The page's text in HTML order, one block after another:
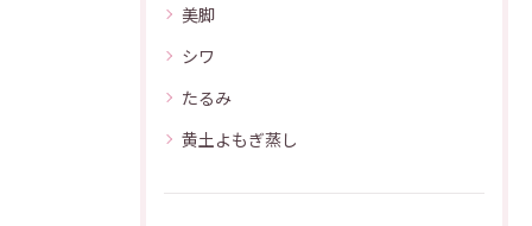
美脚
シワ
たるみ
黄土よもぎ蒸し